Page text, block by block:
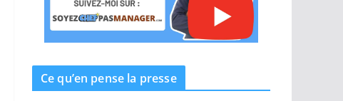
Ce qu’en pense la presse